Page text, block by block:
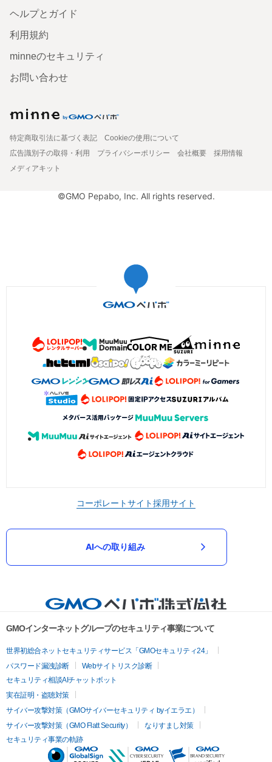
ヘルプとガイド
利用規約
minneのセキュリティ
お問い合わせ
特定商取引法に基づく表記
Cookieの使用について
広告識別子の取得・利用
プライバシーポリシー 会社概要
採用情報
メディアキット
©GMO Pepabo, Inc. All rights reserved.
コーポレートサイト採用サイト
AIへの取り組み
GMOインターネットグループのセキュリティ事業について
世界初総合ネットセキュリティサービス「GMOセキュリティ24」
パスワード漏洩診断
Webサイトリスク診断
セキュリティ相談AIチャットボット
実在証明・盗聴対策
サイバー攻撃対策（GMOサイバーセキュリティ byイエラエ）
サイバー攻撃対策（GMO Flatt Security）
なりすまし対策
セキュリティ事業の軌跡